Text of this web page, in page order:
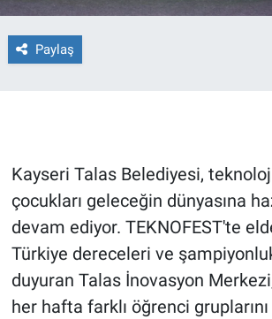
Paylaş
Kayseri Talas Belediyesi,
çocukları geleceğin dünyasına
devam ediyor. TEKNOFEST'te
Türkiye dereceleri ve
duyuran Talas İnovasyon
her hafta farklı öğrenci